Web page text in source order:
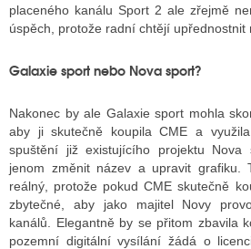
placeného kanálu Sport 2 ale zřejmě
úspěch, protože radní chtějí upřednostnit
Galaxie sport nebo Nova sport?
Nakonec by ale Galaxie sport mohla
aby ji skutečně koupila CME a
spuštění již existujícího projektu Nova
jenom změnit název a upravit grafiku.
reálný, protože pokud CME skutečně
zbytečné, aby jako majitel Novy
kanálů. Elegantně by se přitom zbavila
pozemní digitální vysílání žádá o